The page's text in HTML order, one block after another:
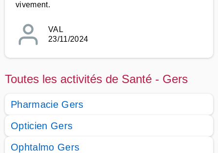
vivement.
VAL
23/11/2024
Toutes les activités de Santé - Gers
Pharmacie Gers
Opticien Gers
Ophtalmo Gers